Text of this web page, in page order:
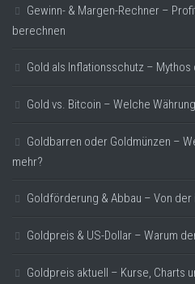
Gewinn- & Margen-Rechner –
berechnen
Gold als Inflationsschutz – Mythos
Gold vs. Bitcoin – Welche
Goldbarren oder Goldmünzen –
mehr?
Goldförderung & Abbau – Von der
Goldpreis & US-Dollar – Warum
Goldpreis aktuell – Kurse, Charts